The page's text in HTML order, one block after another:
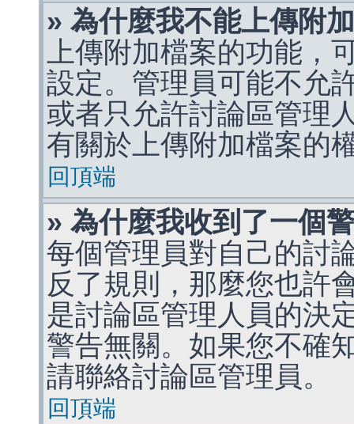
» 為什麼我不能上傳附
上傳附加檔案的功能，
設定。管理員可能不允
或者只允許討論區管理
有關於上傳附加檔案的
回頂端
» 為什麼我收到了一個
每個管理員對自己的討
反了規則，那麼您也許
是討論區管理人員的決
警告無關。如果您不確
請聯絡討論區管理員。
回頂端